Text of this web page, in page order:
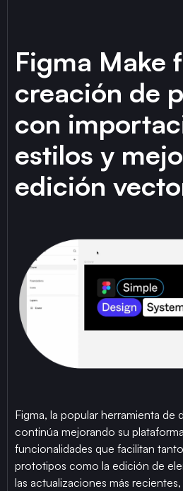
Figma Make
creación de
con
estilos y
edición
Figma, la popular herramienta de
continúa mejorando su
funcionalidades que facilitan
prototipos como la edición de
las actualizaciones más recientes,